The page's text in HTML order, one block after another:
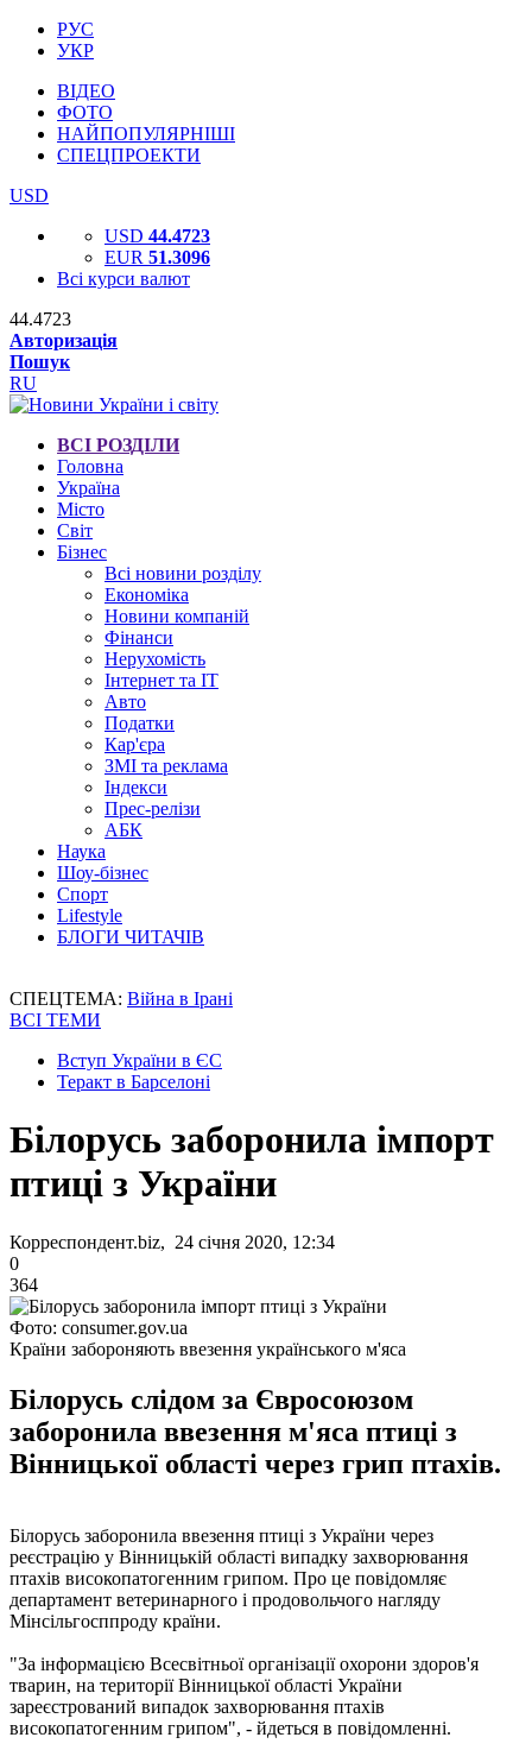
РУС
УКР
ВІДЕО
ФОТО
НАЙПОПУЛЯРНІШІ
СПЕЦПРОЕКТИ
USD
USD 44.4723
EUR 51.3096
Всі курси валют
44.4723
Авторизація
Пошук
RU
ВСІ РОЗДІЛИ
Головна
Україна
Місто
Світ
Бізнес
Всі новини розділу
Економіка
Новини компаній
Фінанси
Нерухомість
Інтернет та IT
Авто
Податки
Кар'єра
ЗМІ та реклама
Індекси
Прес-релізи
АБК
Наука
Шоу-бізнес
Спорт
Lifestyle
БЛОГИ ЧИТАЧІВ
СПЕЦТЕМА: Війна в Ірані
ВСІ ТЕМИ
Вступ України в ЄС
Теракт в Барселоні
Білорусь заборонила імпорт
птиці з України
Корреспондент.biz, 24 січня 2020, 12:34
0
364
Фото: consumer.gov.ua
Країни забороняють ввезення українського м'яса
Білорусь слідом за Євросоюзом
заборонила ввезення м'яса птиці з
Вінницької області через грип птахів.
Білорусь заборонила ввезення птиці з України через
реєстрацію у Вінницькій області випадку захворювання
птахів високопатогенним грипом. Про це повідомляє
департамент ветеринарного і продовольчого нагляду
Мінсільгосппроду країни.
"За інформацією Всесвітньої організації охорони здоров'я
тварин, на території Вінницької області України
зареєстрований випадок захворювання птахів
високопатогенним грипом", - йдеться в повідомленні.